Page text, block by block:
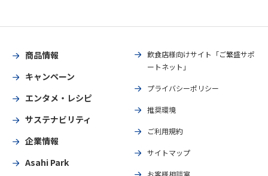
商品情報
キャンペーン
エンタメ・レシピ
サステナビリティ
企業情報
Asahi Park
飲食店様向けサイト「ご繁盛サポ
ートネット」
プライバシーポリシー
推奨環境
ご利用規約
サイトマップ
お客様相談室